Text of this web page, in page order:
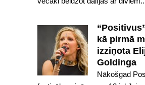
kā pirmā
izziņota
Goldinga
Nākošgad